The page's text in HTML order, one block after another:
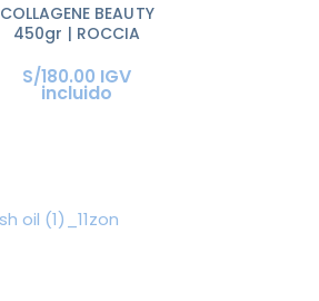
COLLAGENE BEAUTY
450gr | ROCCIA
S/180.00 IGV
incluido